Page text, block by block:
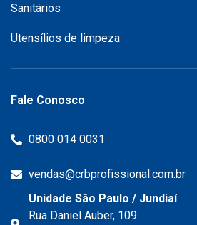
Sanitários
Utensílios de limpeza
Fale Conosco
0800 014 0031
vendas@crbprofissional.com.br
Unidade São Paulo / Jundiaí
Rua Daniel Auber, 109